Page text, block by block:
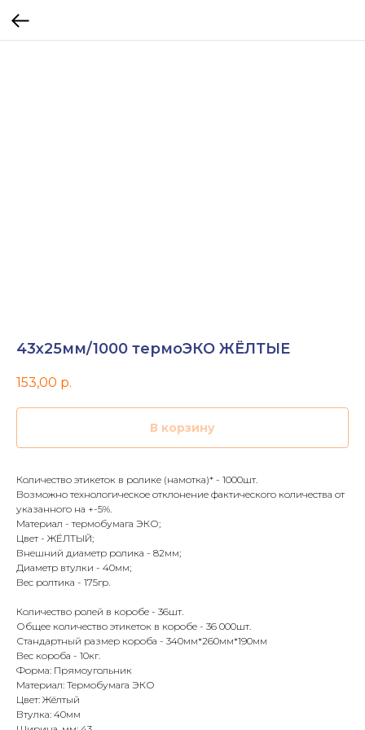
43х25мм/1000 термоЭКО ЖЁЛТЫЕ
153,00 р.
В корзину
Количество этикеток в ролике (намотка)* - 1000шт.
Возможно технологическое отклонение фактического количества от
указанного на +-5%.
Материал - термобумага ЭКО;
Цвет - ЖЁЛТЫЙ;
Внешний диаметр ролика - 82мм;
Диаметр втулки - 40мм;
Вес ролтика - 175гр.
Количество ролей в коробе - 36шт.
Общее количество этикеток в коробе - 36 000шт.
Стандартный размер короба - 340мм*260мм*190мм
Вес короба - 10кг.
Форма: Прямоугольник
Материал: Термобумага ЭКО
Цвет: Жёлтый
Втулка: 40мм